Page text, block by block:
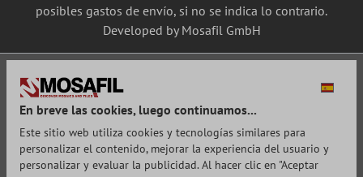
posibles gastos de envío, si no se indica lo contrario.
Developed by Mosafil GmbH
En breve las cookies, luego continuamos...
Este sitio web utiliza cookies y tecnologías similares para
personalizar el contenido, mejorar la experiencia del usuario y
personalizar y evaluar la publicidad. Al hacer clic en "Aceptar